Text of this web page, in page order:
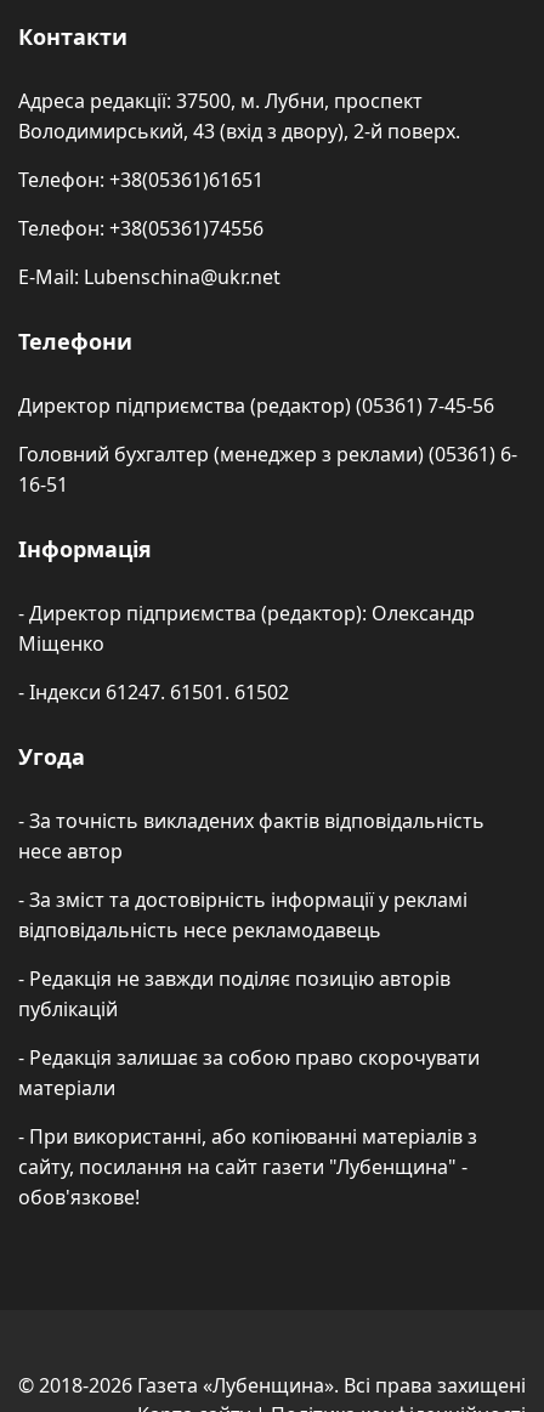
Контакти
Адреса редакції: 37500, м. Лубни, проспект
Володимирський, 43 (вхід з двору), 2-й поверх.
Телефон: +38(05361)61651
Телефон: +38(05361)74556
E-Mail: Lubenschina@ukr.net
Телефони
Директор підприємства (редактор) (05361) 7-45-56
Головний бухгалтер (менеджер з реклами) (05361) 6-
16-51
Інформація
- Директор підприємства (редактор): Олександр
Міщенко
- Індекси 61247. 61501. 61502
Угода
- За точність викладених фактів відповідальність
несе автор
- За зміст та достовірність інформації у рекламі
відповідальність несе рекламодавець
- Редакція не завжди поділяє позицію авторів
публікацій
- Редакція залишає за собою право скорочувати
матеріали
- При використанні, або копіюванні матеріалів з
сайту, посилання на сайт газети "Лубенщина" -
обов'язкове!
© 2018-2026 Газета «Лубенщина». Всі права захищені